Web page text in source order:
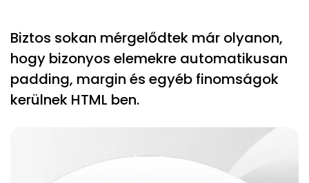
Biztos sokan mérgelődtek már olyanon,
hogy bizonyos elemekre automatikusan
padding, margin és egyéb finomságok
kerülnek HTML ben.